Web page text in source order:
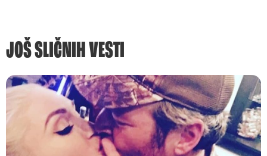
JOŠ SLIČNIH VESTI